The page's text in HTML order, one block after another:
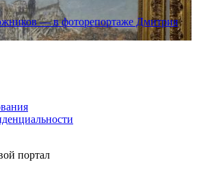
— в фоторепортаже Дмитрия
портал